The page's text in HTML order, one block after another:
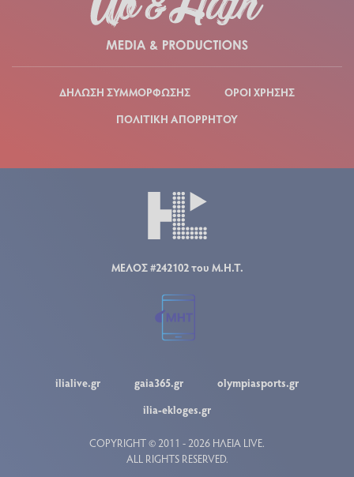
ΔΗΛΩΣΗ ΣΥΜΜΟΡΦΩΣΗΣ
ΟΡΟΙ ΧΡΗΣΗΣ
ΠΟΛΙΤΙΚΗ ΑΠΟΡΡΗΤΟΥ
ΜΕΛΟΣ #242102 του Μ.Η.Τ.
ilialive.gr gaia365.gr
olympiasports.gr
ilia-ekloges.gr
COPYRIGHT © 2011 - 2026 ΗΛΕΙΑ LIVE.
ALL RIGHTS RESERVED.